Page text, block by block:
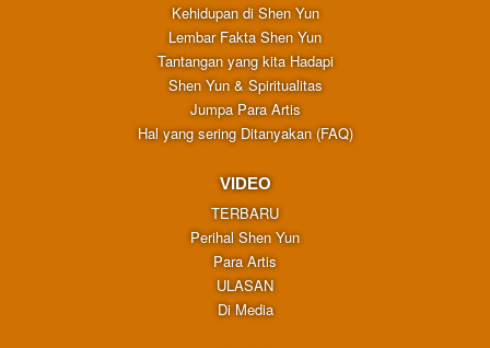
Kehidupan di Shen Yun
Lembar Fakta Shen Yun
Tantangan yang kita Hadapi
Shen Yun & Spiritualitas
Jumpa Para Artis
Hal yang sering Ditanyakan (FAQ)
VIDEO
TERBARU
Perihal Shen Yun
Para Artis
ULASAN
Di Media